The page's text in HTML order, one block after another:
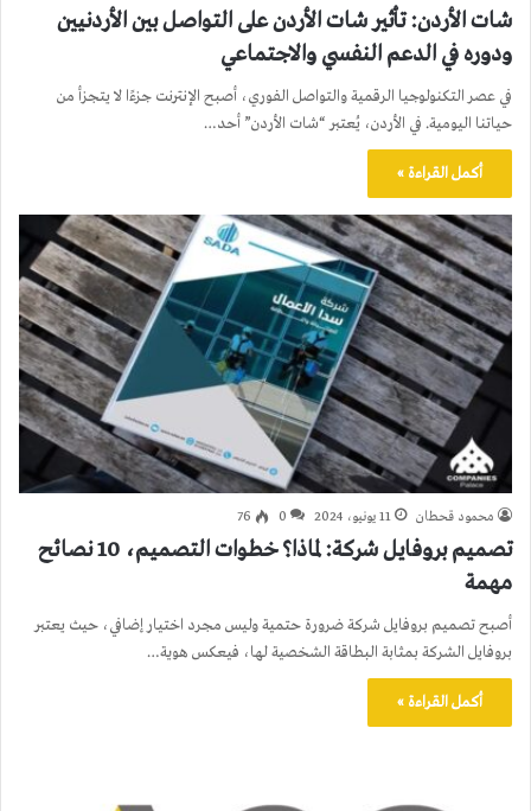
شات الأردن: تأثير شات الأردن على التواصل بين الأردنيين
ودوره في الدعم النفسي والاجتماعي
في عصر التكنولوجيا الرقمية والتواصل الفوري، أصبح الإنترنت جزءًا لا يتجزأ من
حياتنا اليومية. في الأردن، يُعتبر “شات الأردن” أحد…
أكمل القراءة »
محمود قحطان 11 يونيو، 2024 0
76
تصميم بروفايل شركة: لماذا؟ خطوات التصميم، 10 نصائح
مهمة
أصبح تصميم بروفايل شركة ضرورة حتمية وليس مجرد اختيار إضافي، حيث يعتبر
بروفايل الشركة بمثابة البطاقة الشخصية لها، فيعكس هوية…
أكمل القراءة »